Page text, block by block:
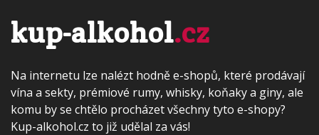
kup-alkohol.cz
Na internetu lze nalézt hodně e-shopů, které prodávají
vína a sekty, prémiové rumy, whisky, koňaky a giny, ale
komu by se chtělo procházet všechny tyto e-shopy?
Kup-alkohol.cz to již udělal za vás!